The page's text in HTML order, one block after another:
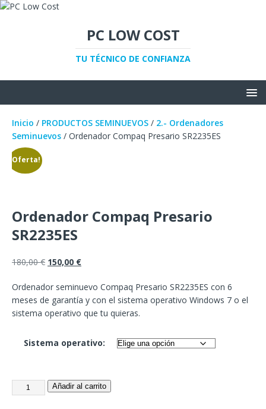
PC LOW COST
TU TÉCNICO DE CONFIANZA
Inicio / PRODUCTOS SEMINUEVOS / 2.- Ordenadores
Seminuevos / Ordenador Compaq Presario SR2235ES
¡Oferta!
Ordenador Compaq Presario
SR2235ES
180,00€ 150,00 €
Ordenador seminuevo Compaq Presario SR2235ES con 6
meses de garantía y con el sistema operativo Windows 7 o el
sistema operativo que tu quieras.
Sistema operativo:
Añadir al carrito